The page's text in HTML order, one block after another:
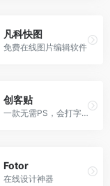
凡科快图
免费在线图片编辑软件
创客贴
一款无需PS，会打字就能用的图片、视频编辑器。
Fotor
在线设计神器